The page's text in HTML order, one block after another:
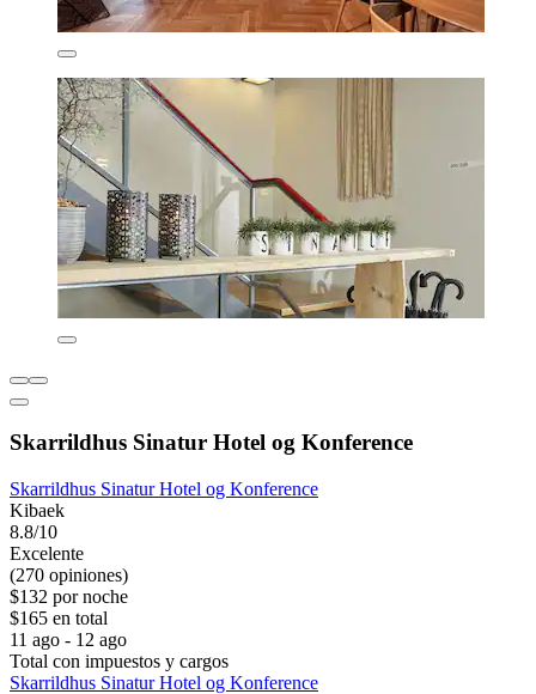
Skarrildhus Sinatur Hotel og Konference
Skarrildhus Sinatur Hotel og Konference
Kibaek
8.8/10
Excelente
(270 opiniones)
$132 por noche
$165 en total
11 ago - 12 ago
Total con impuestos y cargos
Skarrildhus Sinatur Hotel og Konference